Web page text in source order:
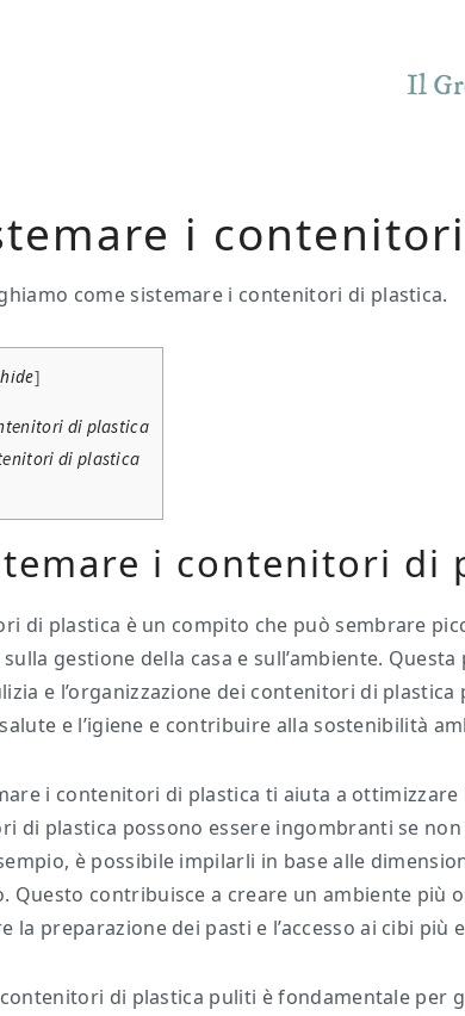
i
come sistemare i contenitori di plastica.
hide]
di plastica
di plastica
i contenitori di
di plastica è un compito che può sembrare
gestione della casa e sull’ambiente.
e l’organizzazione dei contenitori di
e l’igiene e contribuire alla sostenibilità
i contenitori di plastica ti aiuta a ottimizzare
di plastica possono essere ingombranti se
è possibile impilarli in base alle
Questo contribuisce a creare un ambiente più
la preparazione dei pasti e l’accesso ai cibi più
di plastica puliti è fondamentale per